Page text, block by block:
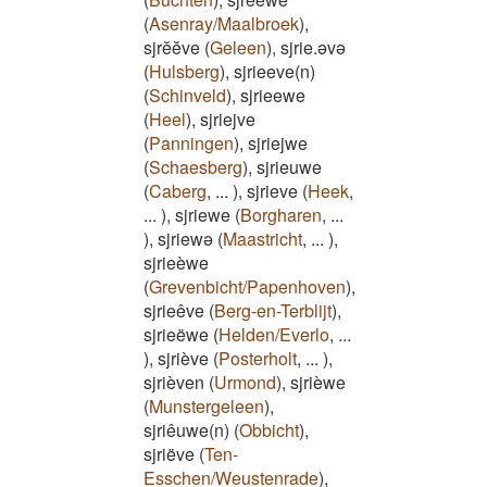
(Asenray/Maalbroek),
sjrĕĕve (Geleen), sjrie.əvə
(Hulsberg), sjrieeve(n)
(Schinveld), sjrieewe
(Heel), sjriejve
(Panningen), sjriejwe
(Schaesberg), sjrieuwe
(Caberg, ... ), sjrieve (Heek,
... ), sjriewe (Borgharen, ...
), sjriewə (Maastricht, ... ),
sjrieèwe
(Grevenbicht/Papenhoven),
sjrieêve (Berg-en-Terblijt),
sjrieëwe (Helden/Everlo, ...
), sjriève (Posterholt, ... ),
sjrièven (Urmond), sjrièwe
(Munstergeleen),
sjriêuwe(n) (Obbicht),
sjriëve (Ten-
Esschen/Weustenrade),